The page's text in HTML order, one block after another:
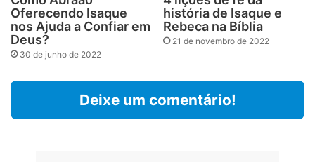
Oferecendo Isaque
nos Ajuda a Confiar em
Deus?
30 de junho de 2022
história de Isaque e
Rebeca na Bíblia
21 de novembro de 2022
Deixe um comentário!